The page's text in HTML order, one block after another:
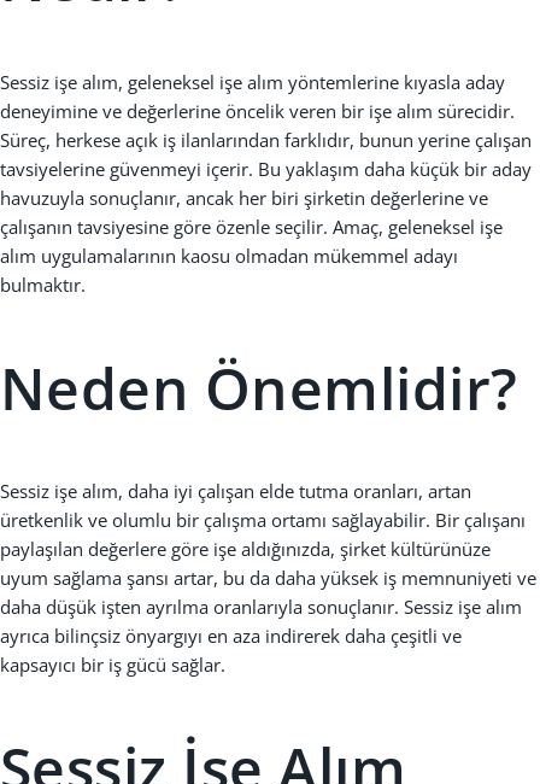
Sessiz işe alım, geleneksel işe alım yöntemlerine kıyasla aday
deneyimine ve değerlerine öncelik veren bir işe alım sürecidir.
Süreç, herkese açık iş ilanlarından farklıdır, bunun yerine çalışan
tavsiyelerine güvenmeyi içerir. Bu yaklaşım daha küçük bir aday
havuzuyla sonuçlanır, ancak her biri şirketin değerlerine ve
çalışanın tavsiyesine göre özenle seçilir. Amaç, geleneksel işe
alım uygulamalarının kaosu olmadan mükemmel adayı
bulmaktır.
Neden Önemlidir?
Sessiz işe alım, daha iyi çalışan elde tutma oranları, artan
üretkenlik ve olumlu bir çalışma ortamı sağlayabilir. Bir çalışanı
paylaşılan değerlere göre işe aldığınızda, şirket kültürünüze
uyum sağlama şansı artar, bu da daha yüksek iş memnuniyeti ve
daha düşük işten ayrılma oranlarıyla sonuçlanır. Sessiz işe alım
ayrıca bilinçsiz önyargıyı en aza indirerek daha çeşitli ve
kapsayıcı bir iş gücü sağlar.
Sessiz İşe Alım